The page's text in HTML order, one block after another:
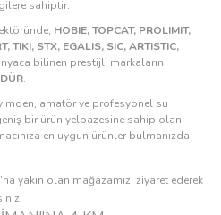
sahiptir.
HOBIE, TOPCAT, PROLIMIT,
TIKI, STX, EGALIS, SIC, ARTISTIC,
bilinen prestijli markaların
.
amatör ve profesyonel su
bir ürün yelpazesine sahip olan
en uygun ürünler bulmanızda
’na yakın olan mağazamızı ziyaret ederek